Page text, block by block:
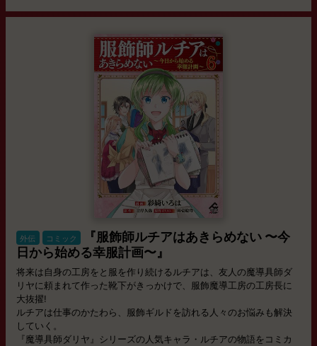
外伝 コミック
『服飾師ルチアはあきらめない 〜今
日から始める幸服計画〜』
将来は自身の工房をと服を作り続けるルチアは、友人の魔導具師ダ
リヤに頼まれて作った靴下がきっかけで、服飾魔導工房の工房長に
大抜擢!
ルチアは仕事のかたわら、服飾ギルドを訪れる人々のお悩みも解決
していく。
『魔導具師ダリヤ』シリーズの人気キャラ・ルチアの物語をコミカ